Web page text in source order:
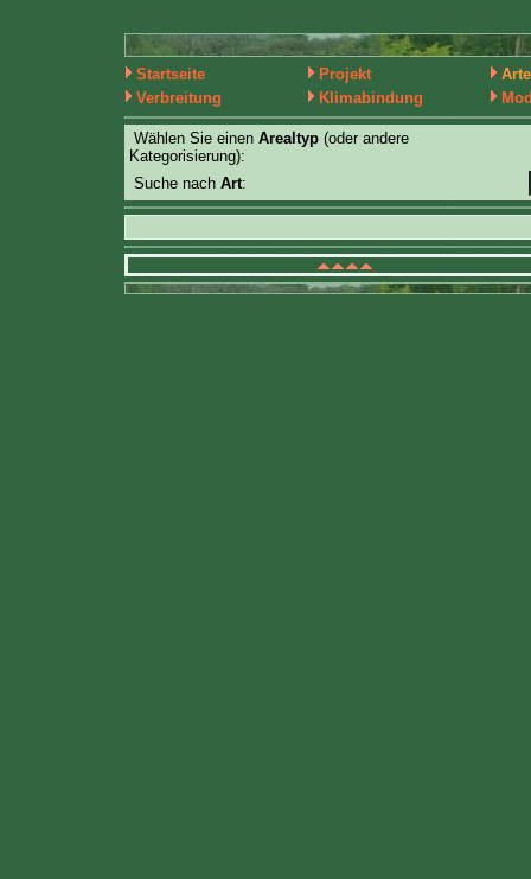
Startseite Projekt
Verbreitung
Klimabindung
Wählen Sie einen Arealtyp (oder andere
Kategorisierung):
Suche nach Art: